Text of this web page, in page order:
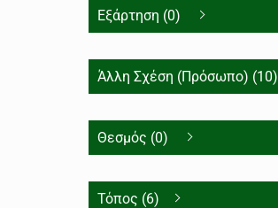
Εξάρτηση (0)
Άλλη Σχέση (Πρόσωπο) (10)
Θεσμός (0)
Τόπος (6)